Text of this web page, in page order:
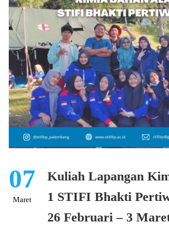
07
Maret
Kuliah Lapangan
1 STIFI Bhakti
26 Februari – 3